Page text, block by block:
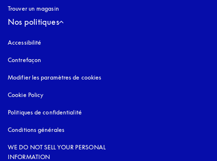
Trouver un magasin
Nos politiques
Accessibilité
Contrefaçon
Modifier les paramètres de cookies
Cookie Policy
Politiques de confidentialité
Conditions générales
WE DO NOT SELL YOUR PERSONAL
INFORMATION